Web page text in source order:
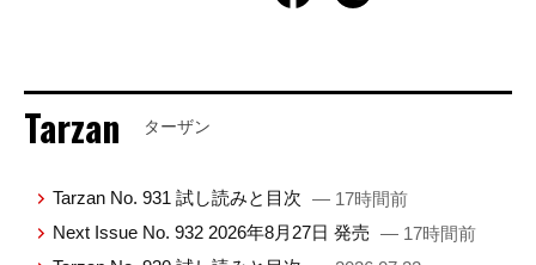
Tarzan ターザン
Tarzan No. 931 試し読みと目次 — 17時間前
Next Issue No. 932 2026年8月27日 発売 — 17時間前